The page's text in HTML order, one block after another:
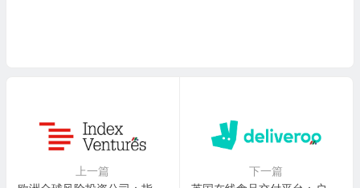
上一篇
下一篇